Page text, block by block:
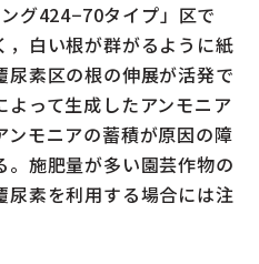
グ424−70タイプ」区で
，白い根が群がるように紙
素区の根の伸展が活発で
って生成したアンモニア
モニアの蓄積が原因の障
施肥量が多い園芸作物の
素を利用する場合には注